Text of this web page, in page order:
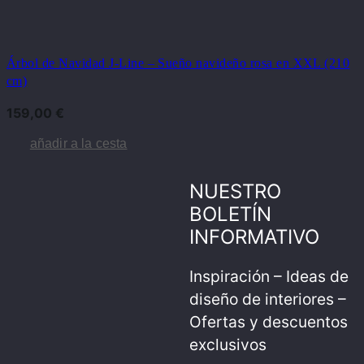
Árbol de Navidad J-Line – Sueño navideño rosa en XXL (210
cm)
159,00 €
añadir a la cesta
NUESTRO
BOLETÍN
INFORMATIVO
Inspiración – Ideas de
diseño de interiores –
Ofertas y descuentos
exclusivos